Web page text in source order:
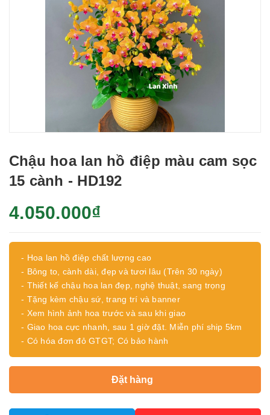
Chậu hoa lan hồ điệp màu cam sọc
15 cành - HD192
4.050.000₫
- Hoa lan hồ điệp chất lượng cao
- Bông to, cành dài, đẹp và tươi lâu (Trên 30 ngày)
- Thiết kế chậu hoa lan đẹp, nghệ thuật, sang trọng
- Tặng kèm chậu sứ, trang trí và banner
- Xem hình ảnh hoa trước và sau khi giao
- Giao hoa cực nhanh, sau 1 giờ đặt. Miễn phí ship 5km
- Có hóa đơn đỏ GTGT; Có bảo hành
Đặt hàng